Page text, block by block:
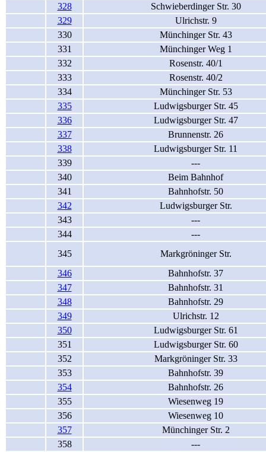
328
Schwieberdinger Str. 30
329
Ulrichstr. 9
330
Münchinger Str. 43
331
Münchinger Weg 1
332
Rosenstr. 40/1
333
Rosenstr. 40/2
334
Münchinger Str. 53
335
Ludwigsburger Str. 45
336
Ludwigsburger Str. 47
337
Brunnenstr. 26
338
Ludwigsburger Str. 11
339
---
340
Beim Bahnhof
341
Bahnhofstr. 50
342
Ludwigsburger Str.
343
---
344
---
345
Markgröninger Str.
346
Bahnhofstr. 37
347
Bahnhofstr. 31
348
Bahnhofstr. 29
349
Ulrichstr. 12
350
Ludwigsburger Str. 61
351
Ludwigsburger Str. 60
352
Markgröninger Str. 33
353
Bahnhofstr. 39
354
Bahnhofstr. 26
355
Wiesenweg 19
356
Wiesenweg 10
357
Münchinger Str. 2
358
---